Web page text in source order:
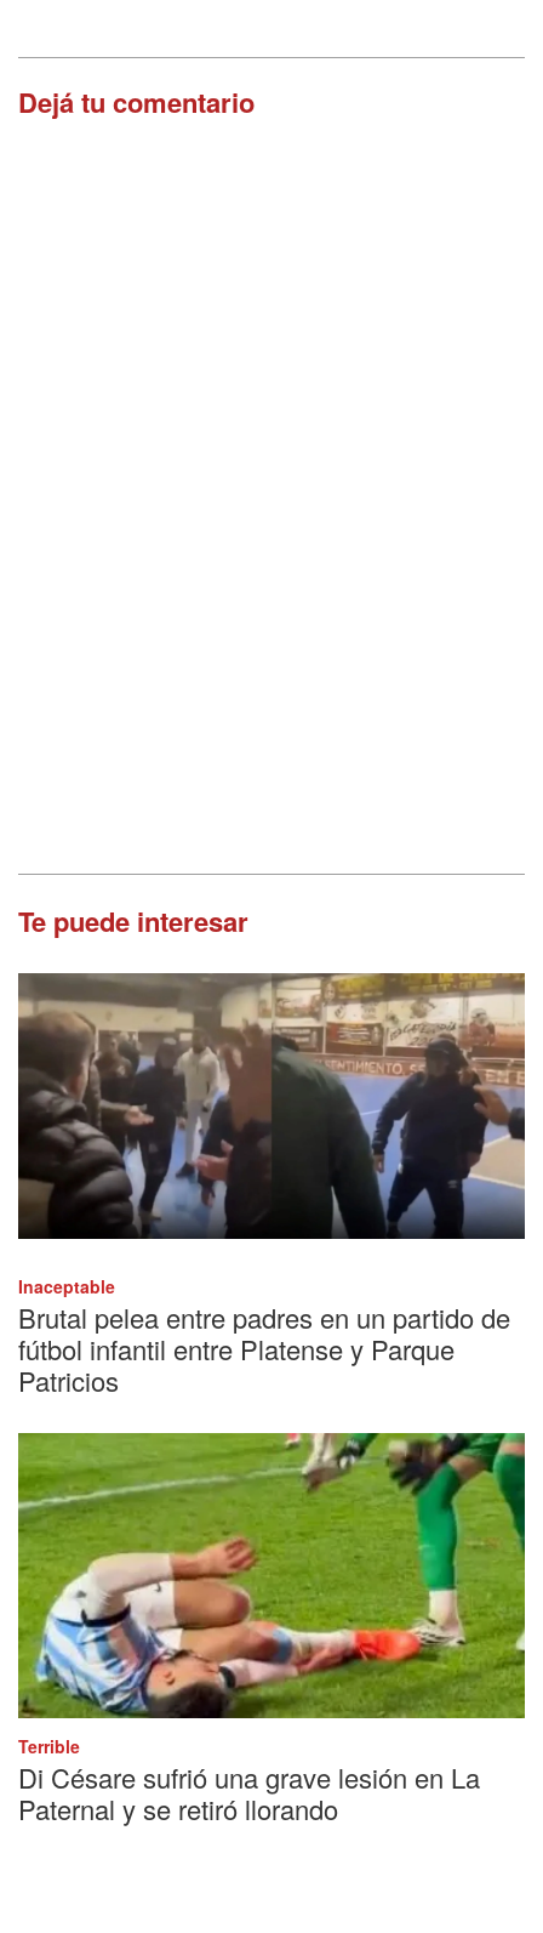
Dejá tu comentario
Te puede interesar
Inaceptable
Brutal pelea entre padres en un partido de
fútbol infantil entre Platense y Parque
Patricios
Terrible
Di Césare sufrió una grave lesión en La
Paternal y se retiró llorando